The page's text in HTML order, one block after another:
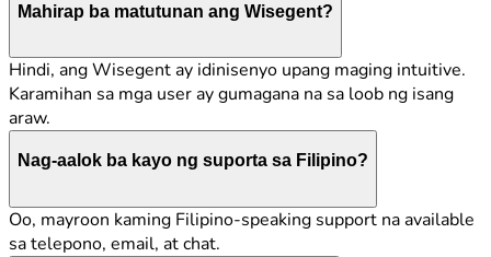
Mahirap ba matutunan ang Wisegent?
Hindi, ang Wisegent ay idinisenyo upang maging intuitive.
Karamihan sa mga user ay gumagana na sa loob ng isang
araw.
Nag-aalok ba kayo ng suporta sa Filipino?
Oo, mayroon kaming Filipino-speaking support na available
sa telepono, email, at chat.